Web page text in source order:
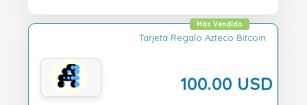
Tarjeta Regalo Azteco Bitcoin
100.00 USD
Más Vendido